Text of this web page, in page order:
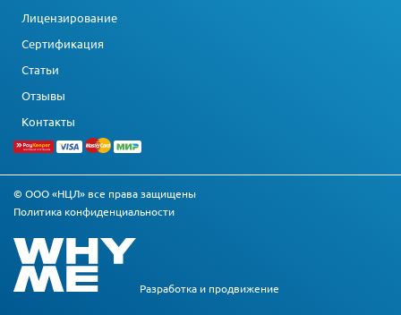
Лицензирование
Сертификация
Статьи
Отзывы
Контакты
© ООО «НЦЛ» все права защищены
Политика конфиденциальности
Разработка и продвижение